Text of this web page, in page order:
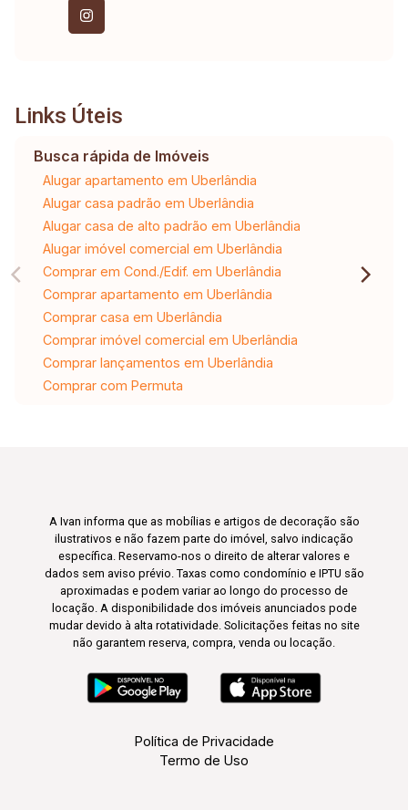
Links Úteis
Busca rápida de Imóveis
Alugar apartamento em Uberlândia
Alugar casa padrão em Uberlândia
Alugar casa de alto padrão em Uberlândia
Alugar imóvel comercial em Uberlândia
Comprar em Cond./Edif. em Uberlândia
Comprar apartamento em Uberlândia
Comprar casa em Uberlândia
Comprar imóvel comercial em Uberlândia
Comprar lançamentos em Uberlândia
Comprar com Permuta
A Ivan informa que as mobílias e artigos de decoração são
ilustrativos e não fazem parte do imóvel, salvo indicação
específica. Reservamo-nos o direito de alterar valores e
dados sem aviso prévio. Taxas como condomínio e IPTU são
aproximadas e podem variar ao longo do processo de
locação. A disponibilidade dos imóveis anunciados pode
mudar devido à alta rotatividade. Solicitações feitas no site
não garantem reserva, compra, venda ou locação.
Política de Privacidade
Termo de Uso